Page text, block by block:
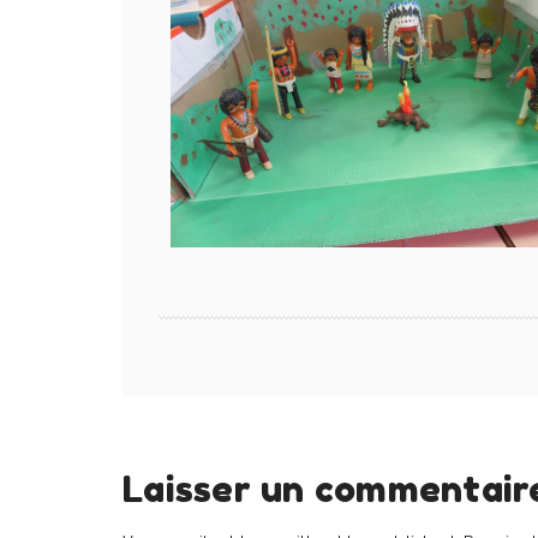
Laisser un